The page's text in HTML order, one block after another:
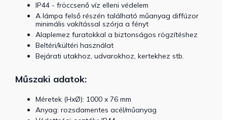
IP44 - fröccsenő víz elleni védelem
A lámpa felső részén található műanyag diffúzor
minimális vakítással szórja a fényt
Alaplemez furatokkal a biztonságos rögzítéshez
Beltéri/kültéri használat
Bejárati utakhoz, udvarokhoz, kertekhez stb.
Műszaki adatok:
Méretek (HxØ): 1000 x 76 mm
Anyag: rozsdamentes acél/műanyag